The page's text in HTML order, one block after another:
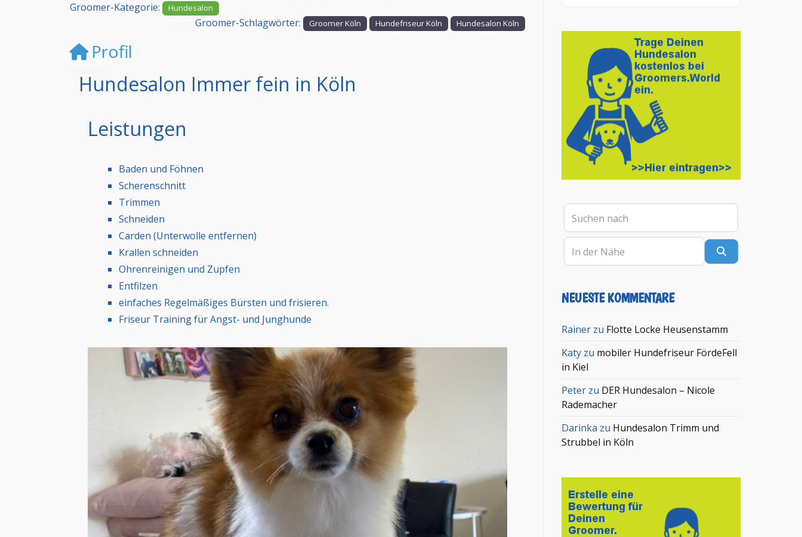
Groomer-Kategorie: Hundesalon
Groomer-Schlagwörter: Groomer Köln Hundefriseur Köln Hundesalon Köln
Profil
Hundesalon Immer fein in Köln
Leistungen
Baden und Föhnen
Scherenschnitt
Trimmen
Schneiden
Carden (Unterwolle entfernen)
Krallen schneiden
Ohrenreinigen und Zupfen
Entfilzen
einfaches Regelmäßiges Bürsten und frisieren.
Friseur Training für Angst- und Junghunde
Suchen nach
In der Nähe
NEUESTE KOMMENTARE
Rainer zu Flotte Locke Heusenstamm
Katy zu mobiler Hundefriseur FördeFell
in Kiel
Peter zu DER Hundesalon – Nicole
Rademacher
Darinka zu Hundesalon Trimm und
Strubbel in Köln